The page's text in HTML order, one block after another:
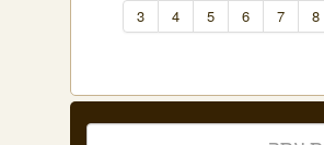
3 4 5 6 7 8